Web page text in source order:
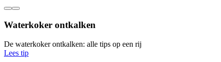
Waterkoker ontkalken
De waterkoker ontkalken: alle tips op een rij
Lees tip